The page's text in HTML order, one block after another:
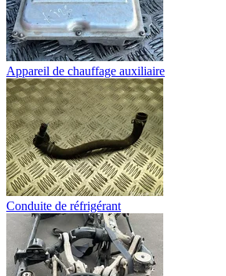
Appareil de chauffage auxiliaire
Conduite de réfrigérant